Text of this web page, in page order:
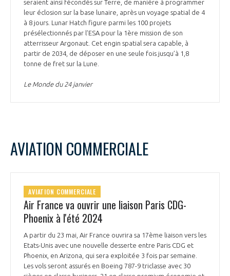
seraient ainsi fécondés sur Terre, de manière à programmer
leur éclosion sur la base lunaire, après un voyage spatial de 4
à 8 jours. Lunar Hatch figure parmi les 100 projets
présélectionnés par l’ESA pour la 1ère mission de son
atterrisseur Argonaut. Cet engin spatial sera capable, à
partir de 2034, de déposer en une seule fois jusqu’à 1,8
tonne de fret sur la Lune.
Le Monde du 24 janvier
AVIATION COMMERCIALE
AVIATION COMMERCIALE
Air France va ouvrir une liaison Paris CDG-
Phoenix à l'été 2024
A partir du 23 mai, Air France ouvrira sa 17ème liaison vers les
Etats-Unis avec une nouvelle desserte entre Paris CDG et
Phoenix, en Arizona, qui sera exploitée 3 fois par semaine.
Les vols seront assurés en Boeing 787-9 triclasse avec 30